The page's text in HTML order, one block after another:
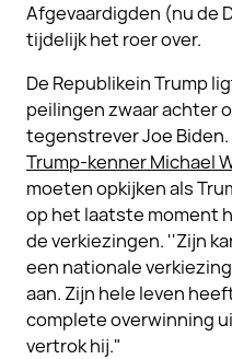
Afgevaardigden (nu de
tijdelijk het roer over.
De Republikein Trump
peilingen zwaar achter
tegenstrever Joe
Trump-kenner Michael
moeten opkijken als
op het laatste moment
de verkiezingen. ''Zijn
een nationale
aan. Zijn hele leven
complete overwinning
vertrok hij."